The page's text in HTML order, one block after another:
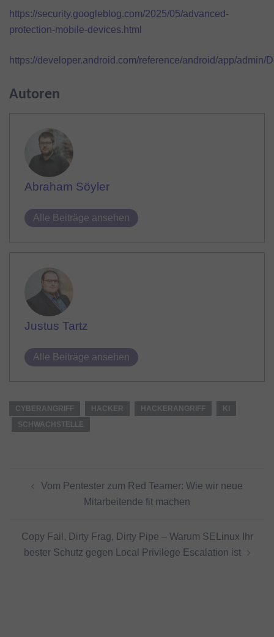
https://security.googleblog.com/2025/05/advanced-
protection-mobile-devices.html
https://developer.android.com/reference/android/app/
Autoren
Abraham Söyler
Alle Beiträge ansehen
Justus Tartz
Alle Beiträge ansehen
CYBERANGRIFF HACKER HACKERANGRIFF
KI
SCHWACHSTELLE
Vom Pentester zum Red Teamer: Wie wir neue
Mitarbeitende fit machen
Copy Fail, Dirty Frag, Dirty Pipe – Warum SELinux Ihr
bester Schutz gegen Local Privilege Escalation ist